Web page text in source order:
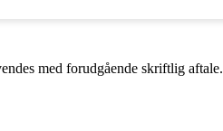
med forudgående skriftlig aftale.